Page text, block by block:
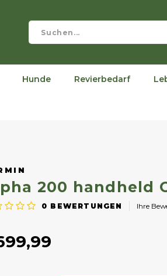
Hunde Revierbedarf
200 handheld
0 BEWERTUNGEN Ihre